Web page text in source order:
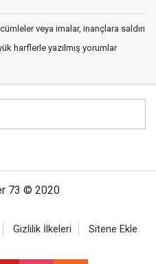
veya imalar, inançlara saldırı
harflerle yazılmış yorumlar
73 © 2020
Gizlilik İlkeleri Sitene Ekle